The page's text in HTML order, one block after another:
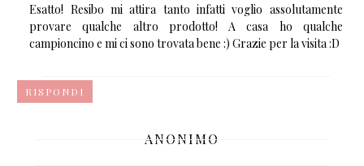
Esatto! Resibo mi attira tanto infatti voglio assolutamente
provare qualche altro prodotto! A casa ho qualche
campioncino e mi ci sono trovata bene :) Grazie per la visita :D
RISPONDI
ANONIMO